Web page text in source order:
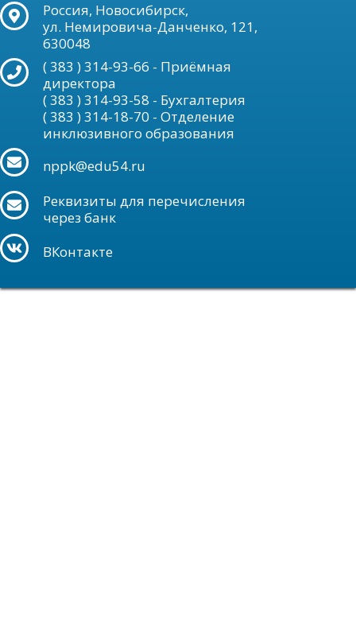
Россия, Новосибирск,
ул. Немировича-Данченко, 121,
630048
( 383 ) 314-93-66 - Приёмная
директора
( 383 ) 314-93-58 - Бухгалтерия
( 383 ) 314-18-70 - Отделение
инклюзивного образования
nppk@edu54.ru
Реквизиты для перечисления
через банк
ВКонтакте